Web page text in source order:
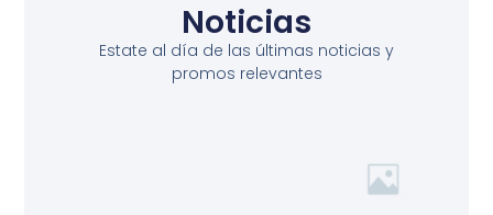
Noticias
Estate al día de las últimas noticias y
promos relevantes